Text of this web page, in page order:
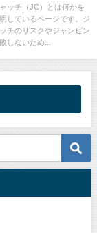
ッチ（JC）とは何かを
しているページです。ジ
チのリスクやジャンピン
しないため...